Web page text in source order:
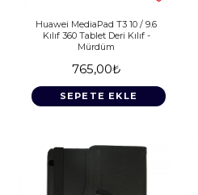
Huawei MediaPad T3 10 / 9.6
Kılıf 360 Tablet Deri Kılıf -
Mürdüm
765,00₺
SEPETE EKLE